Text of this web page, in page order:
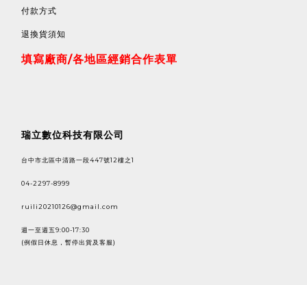
付款方式
退換貨須知
填寫廠商/各地區經銷合作表單
瑞立數位科技有限公司
台中市北區中清路一段447號12樓之1
04-2297-8999
ruili20210126@gmail.com
週一至週五9:00-17:30
(例假日休息，暫停出貨及客服)